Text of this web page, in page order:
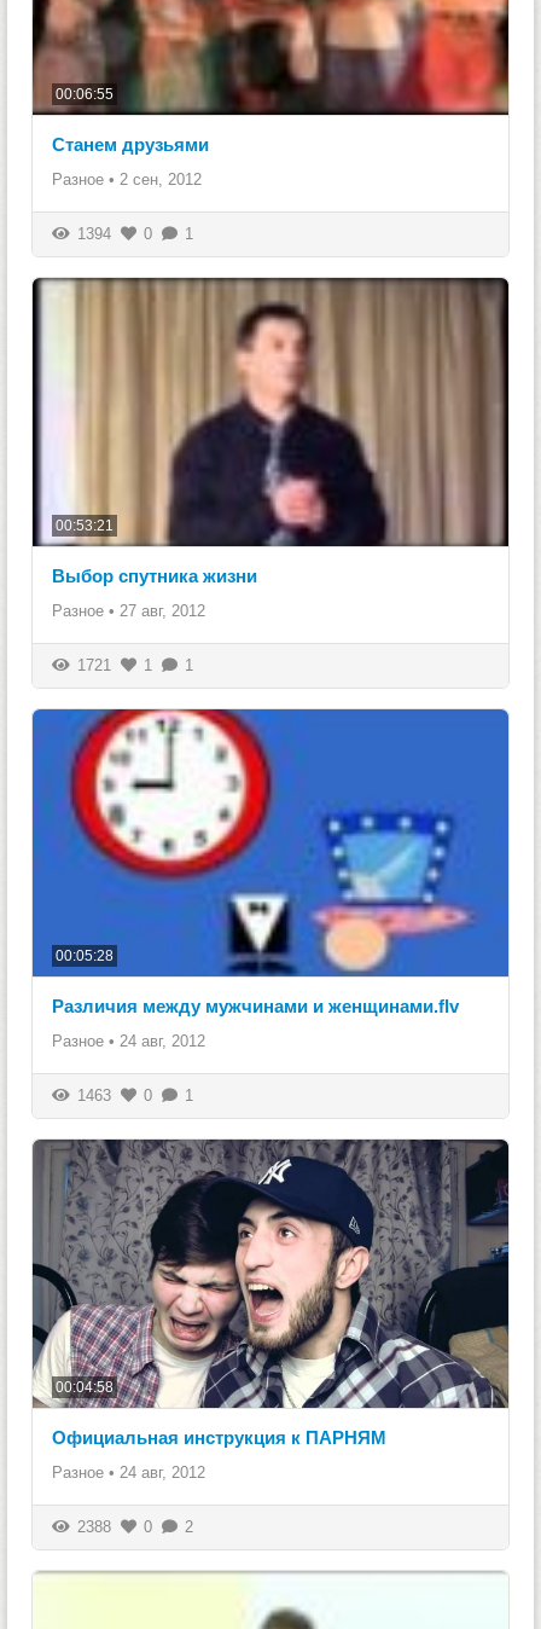
00:06:55
Станем друзьями
Разное • 2 сен, 2012
1394 0 1
00:53:21
Выбор спутника жизни
Разное • 27 авг, 2012
1721 1 1
00:05:28
Различия между мужчинами и женщинами.flv
Разное • 24 авг, 2012
1463 0 1
00:04:58
Официальная инструкция к ПАРНЯМ
Разное • 24 авг, 2012
2388 0 2